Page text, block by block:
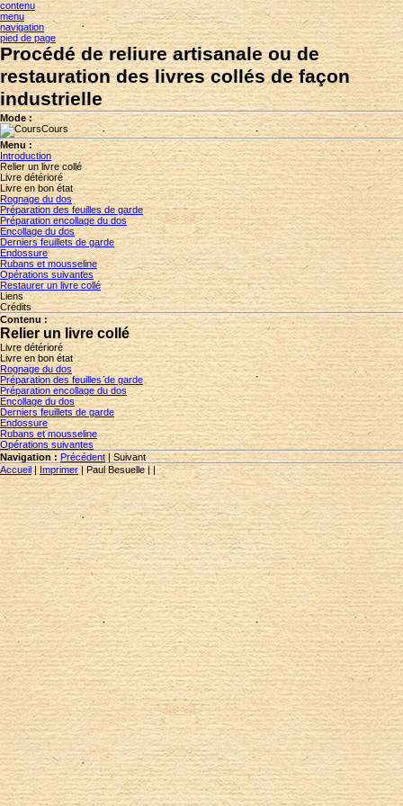
contenu
menu
navigation
pied de page
Procédé de reliure artisanale ou de
restauration des livres collés de façon
industrielle
Mode :
Cours
Menu :
Introduction
Relier un livre collé
Livre détérioré
Livre en bon état
Rognage du dos
Préparation des feuilles de garde
Préparation encollage du dos
Encollage du dos
Derniers feuillets de garde
Endossure
Rubans et mousseline
Opérations suivantes
Restaurer un livre collé
Liens
Crédits
Contenu :
Relier un livre collé
Livre détérioré
Livre en bon état
Rognage du dos
Préparation des feuilles de garde
Préparation encollage du dos
Encollage du dos
Derniers feuillets de garde
Endossure
Rubans et mousseline
Opérations suivantes
Navigation : Précédent | Suivant
Accueil| Imprimer|Paul Besuelle ||